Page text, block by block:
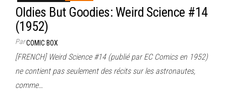
Oldies But Goodies: Weird Science #14
(1952)
ParCOMIC BOX
[FRENCH] Weird Science #14 (publié par EC Comics en 1952)
ne contient pas seulement des récits sur les astronautes,
comme…